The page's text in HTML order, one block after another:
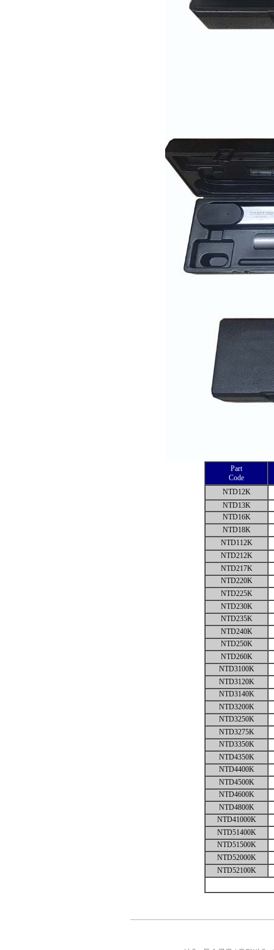
Part
Code
NTD12K
NTD13K
NTD16K
NTD18K
NTD112K
NTD212K
NTD217K
NTD220K
NTD225K
NTD230K
NTD235K
NTD240K
NTD250K
NTD260K
NTD3100K
NTD3120K
NTD3140K
NTD3200K
NTD3250K
NTD3275K
NTD3350K
NTD4350K
NTD4400K
NTD4500K
NTD4600K
NTD4800K
NTD41000K
NTD51400K
NTD51500K
NTD52000K
NTD52100K